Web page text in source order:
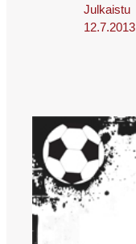
Julkaistu
12.7.2013